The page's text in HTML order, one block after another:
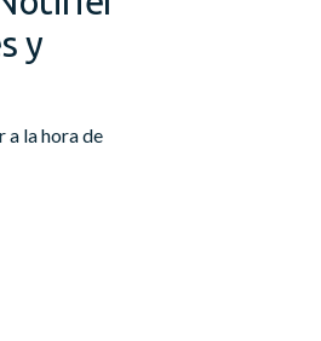
y
la hora de